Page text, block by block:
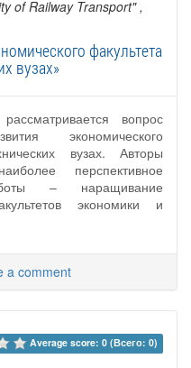
of Railway Transport" ,
факультета
вузах»
вопрос
экономического
вузах. Авторы
перспективное
– наращивание
экономики и
a comment
Average score: 0 (Всего: 0)